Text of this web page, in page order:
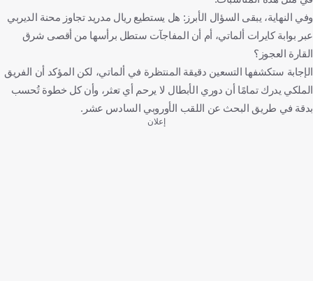
وفي النهاية، يبقى السؤال الأبرز: هل يستطيع ريال مدريد تجاوز محنة الديربي
عبر بوابة كايرات ألماتي، أم أن المفاجآت ستطل برأسها من أقصى شرق
القارة العجوز؟
الإجابة ستكشفها التسعين دقيقة المنتظرة في ألماتي، لكن المؤكد أن الفريق
الملكي يدرك تمامًا أن دوري الأبطال لا يرحم أي تعثر، وأن كل خطوة تُحسب
بدقة في طريق البحث عن اللقب الأوروبي السادس عشر.
إعلان